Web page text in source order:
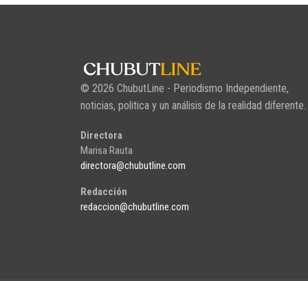
© 2026 ChubutLine - Periodismo Independiente,
noticias, politica y un análisis de la realidad diferente.
Directora
Marisa Rauta
directora@chubutline.com
Redacción
redaccion@chubutline.com